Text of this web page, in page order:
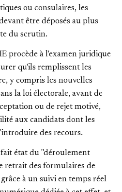
ou consulaires, les
être déposés au plus
du scrutin.
procède à l'examen juridique
qu'ils remplissent les
y compris les nouvelles
la loi électorale, avant de
ou de rejet motivé,
aux candidats dont les
des recours.
état du "déroulement
retrait des formulaires de
à un suivi en temps réel